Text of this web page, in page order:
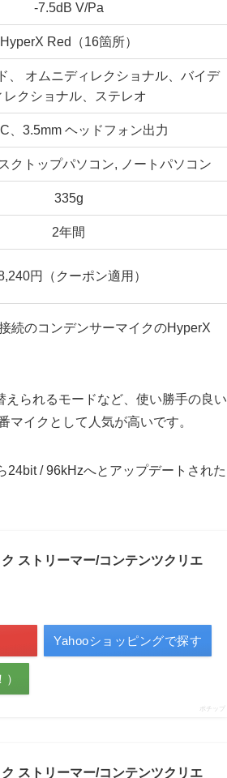
-7.5dB V/Pa
HyperX Red（16箇所）
、 オムニディレクショナル、バイデ
レクショナル、ステレオ
、3.5mm ヘッドフォン出力
クトップパソコン, ノートパソコン
335g
2年間
円（クーポン適用）
続のコンデンサーマイクのHyperX
られるモードなど、使い勝手の良い
イクとして人気が高いです。
/ 96kHzへとアップデートされた
ストリーマー/コンテンツクリエ
Yahooショッピングで探す
ポチップ
ストリーマー/コンテンツクリエ